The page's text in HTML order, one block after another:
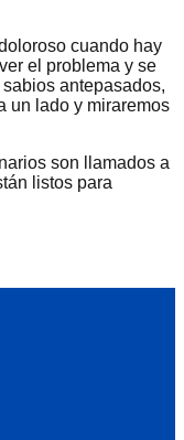
cuando hay
el problema y se
antepasados,
un lado y miraremos
son llamados a
listos para